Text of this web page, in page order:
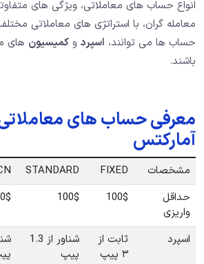
انواع حساب های معاملاتی، ویژگی های
معامله گران، با استراتژی های معاملاتی
حساب ها می توانند، اسپرد و کمیسیون های
باشند.
معرفی حساب های معاملاتی
آمارکتس
مشخصات FIXED
STANDARD
حداقل
واریزی
100$
100$
اسپرد
ثابت از
۳ پیپ
شناور از 1.3
پیپ